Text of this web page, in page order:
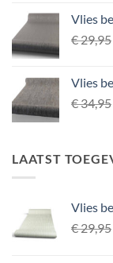
Vlies
€29,95
Vlies
€34,95
LAATST
Vlies
€29,95